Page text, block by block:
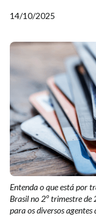
14/10/2025
Entenda o que está por
Brasil no 2º trimestre de
para os diversos agentes